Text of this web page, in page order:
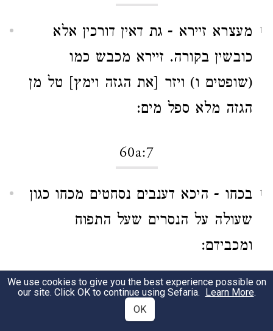
1
מעצרא זיירא - גת דאין דורכין אלא
כובשין בקורה. זיירא מכבש כמו
(שופטים ו) ויזר [את הגזה וימץ] טל מן
הגזה מלא ספל מים:
60a:7
1
בכחו - היכא דענבים נסחטים מכחו כגון
שעולה על הנסרים שעל התפוח
ומכבידם:
2 כולי עלמא לא פליגי דאסור:
כח כחו - כגון שמגלגל הגלגל שקורין
We use cookies to give you the best experience possible on
our site. Click OK to continue using Sefaria. Learn More.
OK